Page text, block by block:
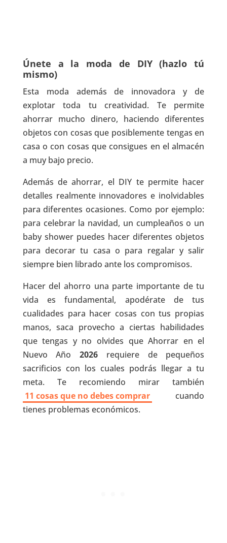
Únete a la moda de DIY (hazlo tú
mismo)
Esta moda además de innovadora y de
explotar toda tu creatividad. Te permite
ahorrar mucho dinero, haciendo diferentes
objetos con cosas que posiblemente tengas en
casa o con cosas que consigues en el almacén
a muy bajo precio.
Además de ahorrar, el DIY te permite hacer
detalles realmente innovadores e inolvidables
para diferentes ocasiones. Como por ejemplo:
para celebrar la navidad, un cumpleaños o un
baby shower puedes hacer diferentes objetos
para decorar tu casa o para regalar y salir
siempre bien librado ante los compromisos.
Hacer del ahorro una parte importante de tu
vida es fundamental, apodérate de tus
cualidades para hacer cosas con tus propias
manos, saca provecho a ciertas habilidades
que tengas y no olvides que Ahorrar en el
Nuevo Año2026 requiere de pequeños
sacrificios con los cuales podrás llegar a tu
meta. Te recomiendo mirar también
11 cosas que no debes comprar
cuando
tienes problemas económicos.